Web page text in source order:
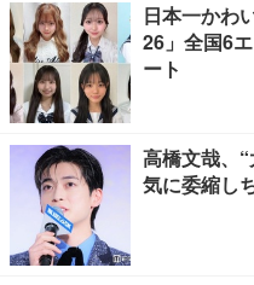
日本一かわ
26」全国6
ート
高橋文哉、
気に委縮し